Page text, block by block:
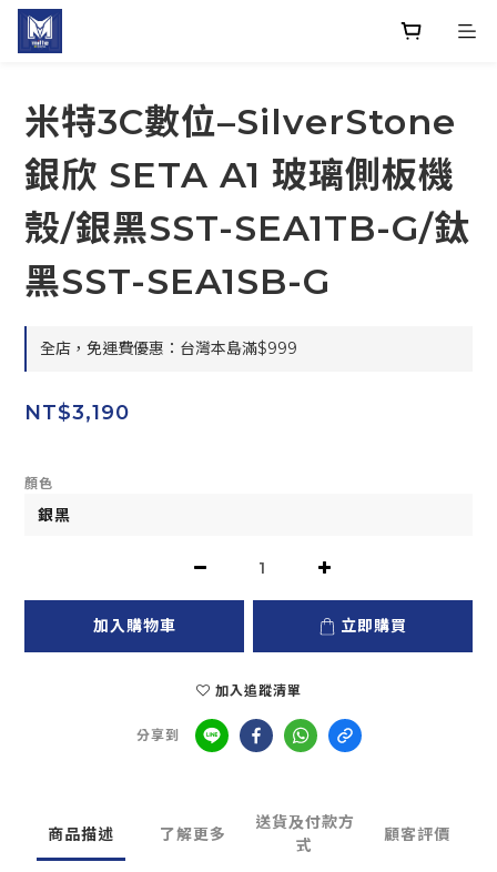
米特3C數位–SilverStone
銀欣 SETA A1 玻璃側板機
殼/銀黑SST-SEA1TB-G/鈦
黑SST-SEA1SB-G
全店，免運費優惠：台灣本島滿$999
NT$3,190
顏色
加入購物車 立即購買
加入追蹤清單
分享到
商品描述 了解更多
送貨及付款方
式
顧客評價